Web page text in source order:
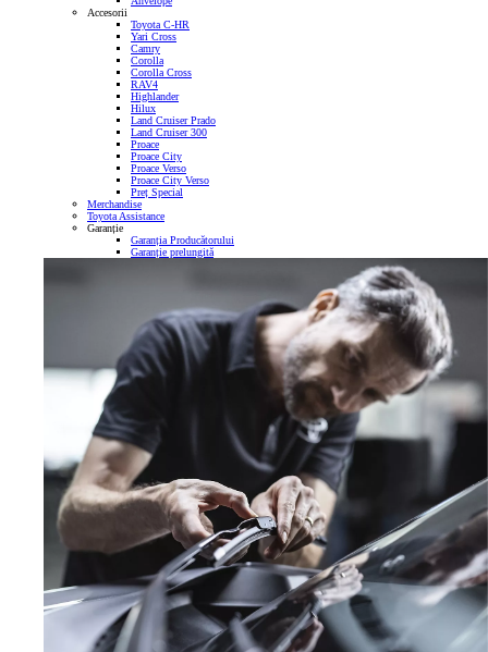
Accesorii
Toyota C-HR
Yari Cross
Camry
Corolla
Corolla Cross
RAV4
Highlander
Hilux
Land Cruiser Prado
Land Cruiser 300
Proace
Proace City
Proace Verso
Proace City Verso
Preț Special
Merchandise
Toyota Assistance
Garanție
Garanția Producătorului
Garanție prelungită